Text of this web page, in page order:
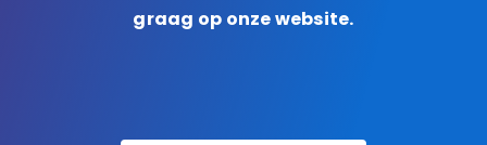
graag op onze website.